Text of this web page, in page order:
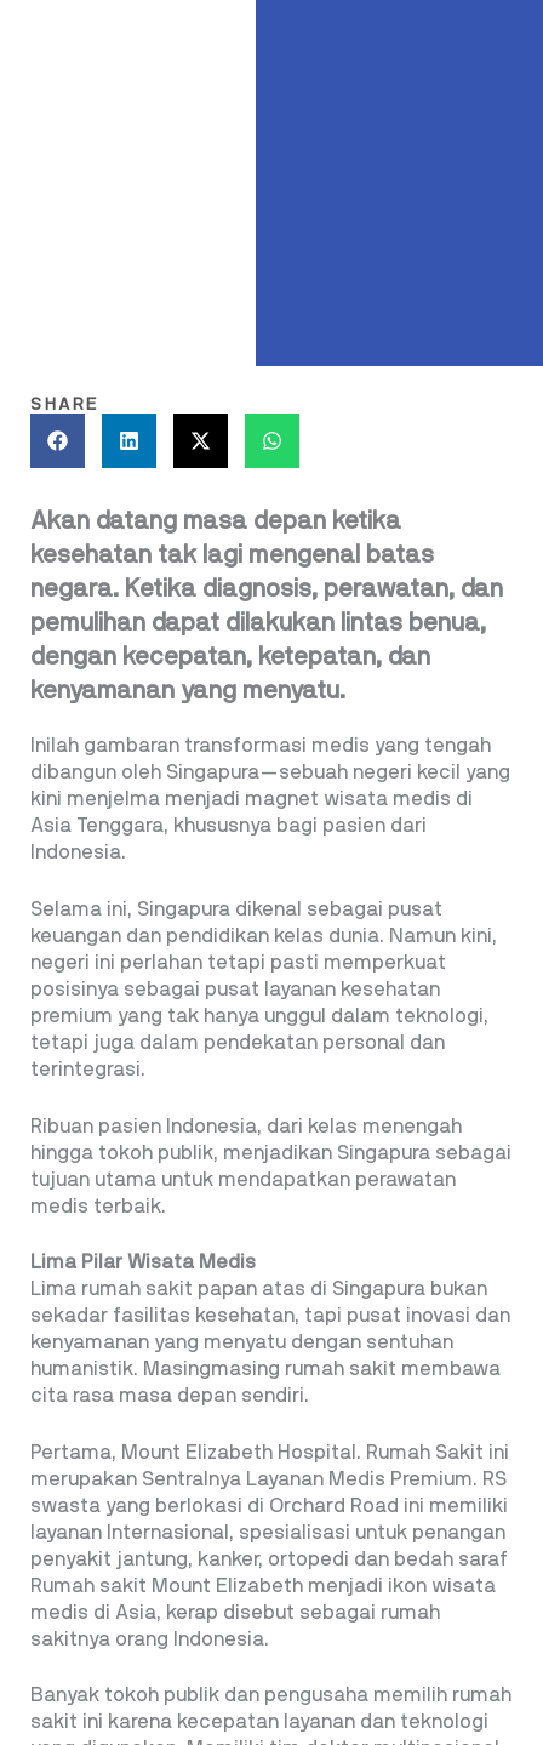
SHARE
Akan datang masa depan ketika
kesehatan tak lagi mengenal batas
negara. Ketika diagnosis, perawatan, dan
pemulihan dapat dilakukan lintas benua,
dengan kecepatan, ketepatan, dan
kenyamanan yang menyatu.
Inilah gambaran transformasi medis yang tengah
dibangun oleh Singapura—sebuah negeri kecil yang
kini menjelma menjadi magnet wisata medis di
Asia Tenggara, khususnya bagi pasien dari
Indonesia.
Selama ini, Singapura dikenal sebagai pusat
keuangan dan pendidikan kelas dunia. Namun kini,
negeri ini perlahan tetapi pasti memperkuat
posisinya sebagai pusat layanan kesehatan
premium yang tak hanya unggul dalam teknologi,
tetapi juga dalam pendekatan personal dan
terintegrasi.
Ribuan pasien Indonesia, dari kelas menengah
hingga tokoh publik, menjadikan Singapura sebagai
tujuan utama untuk mendapatkan perawatan
medis terbaik.
Lima Pilar Wisata Medis
Lima rumah sakit papan atas di Singapura bukan
sekadar fasilitas kesehatan, tapi pusat inovasi dan
kenyamanan yang menyatu dengan sentuhan
humanistik. Masingmasing rumah sakit membawa
cita rasa masa depan sendiri.
Pertama, Mount Elizabeth Hospital. Rumah Sakit ini
merupakan Sentralnya Layanan Medis Premium. RS
swasta yang berlokasi di Orchard Road ini memiliki
layanan Internasional, spesialisasi untuk penangan
penyakit jantung, kanker, ortopedi dan bedah saraf
Rumah sakit Mount Elizabeth menjadi ikon wisata
medis di Asia, kerap disebut sebagai rumah
sakitnya orang Indonesia.
Banyak tokoh publik dan pengusaha memilih rumah
sakit ini karena kecepatan layanan dan teknologi